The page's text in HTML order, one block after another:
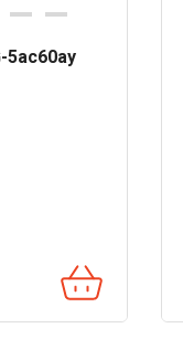
5ac60ay